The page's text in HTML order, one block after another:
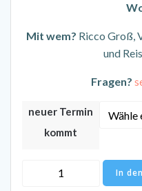
Mit wem? Ricco Groß,
und
Fragen?
neuer Termin
kommt
Praxis
Workshop
In